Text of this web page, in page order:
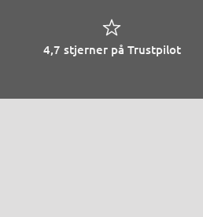
4,7 stjerner på Trustpilot